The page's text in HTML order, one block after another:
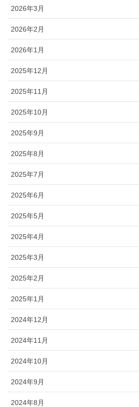
2026年3月
2026年2月
2026年1月
2025年12月
2025年11月
2025年10月
2025年9月
2025年8月
2025年7月
2025年6月
2025年5月
2025年4月
2025年3月
2025年2月
2025年1月
2024年12月
2024年11月
2024年10月
2024年9月
2024年8月